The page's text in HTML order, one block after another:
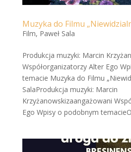
Muzyka do Filmu
Film, Paweł Sala
Produkcja muzyki: Marcin
Współorganizatorzy Alter Ego
temacie Muzyka do Filmu
SalaProdukcja muzyki: Marcin
Krzyżanowskizaangażowani
Ego Wpisy o podobnym